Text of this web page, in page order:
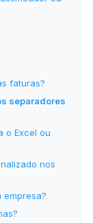
faturas?
separadores
o Excel ou
nos